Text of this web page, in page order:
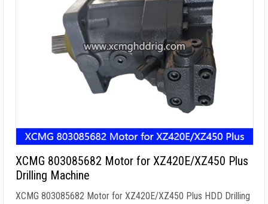
XCMG 803085682 Motor for XZ420E/XZ450 Plus
Drilling Machine
XCMG 803085682 Motor for XZ420E/XZ450 Plus HDD Drilling